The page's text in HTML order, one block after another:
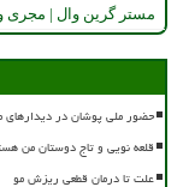
مستر گرین وال | مجری و
حضور ملی پوشان در دیدارهای
قلعه نویی و تاج دوستان من
علت تا درمان قطعی ریزش مو